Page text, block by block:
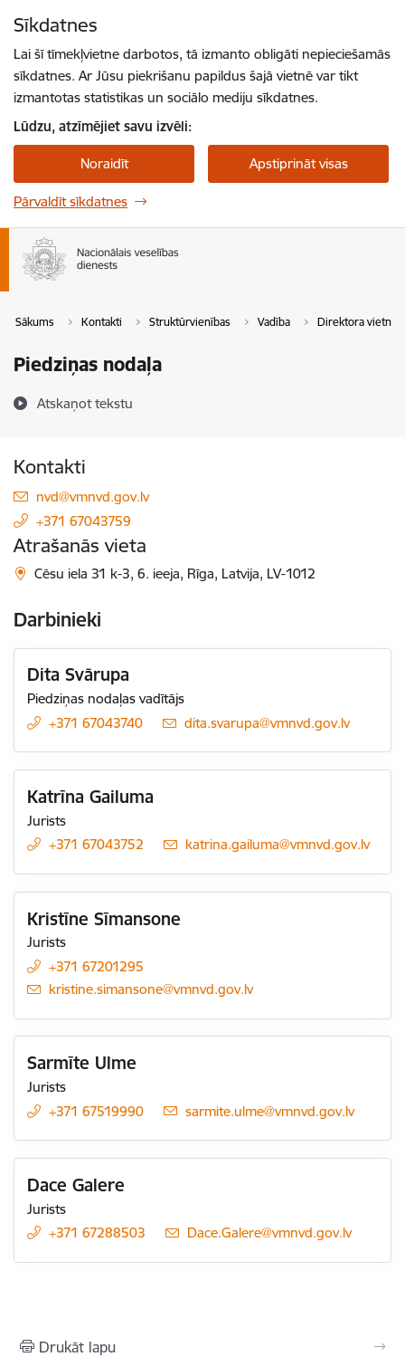
Sīkdatnes
Lai šī tīmekļvietne darbotos, tā izmanto obligāti nepieciešamās
sīkdatnes. Ar Jūsu piekrišanu papildus šajā vietnē var tikt
izmantotas statistikas un sociālo mediju sīkdatnes.
Lūdzu, atzīmējiet savu izvēli:
Noraidīt Apstiprināt visas
Pārvaldīt sīkdatnes
Sākums Kontakti Struktūrvienības Vadība Direktora
Piedziņas nodaļa
Atskaņot tekstu
Kontakti
E-pasts:
nvd@vmnvd.gov.lv
+371 67043759
Atrašanās vieta
Cēsu iela 31 k-3, 6. ieeja, Rīga, Latvija, LV-1012
Darbinieki
Dita Svārupa
Piedziņas nodaļas vadītājs
+371 67043740
E-pasts:
dita.svarupa@vmnvd.gov.lv
Katrīna Gailuma
Jurists
+371 67043752
E-pasts:
katrina.gailuma@vmnvd.gov.lv
Kristīne Sīmansone
Jurists
+371 67201295
E-pasts:
kristine.simansone@vmnvd.gov.lv
Sarmīte Ulme
Jurists
+371 67519990
E-pasts:
sarmite.ulme@vmnvd.gov.lv
Dace Galere
Jurists
+371 67288503
E-pasts:
Dace.Galere@vmnvd.gov.lv
Drukāt lapu